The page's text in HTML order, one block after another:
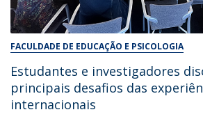
FACULDADE DE EDUCAÇÃO E PSICOLOGIA
Estudantes e investigadores
principais desafios das
internacionais